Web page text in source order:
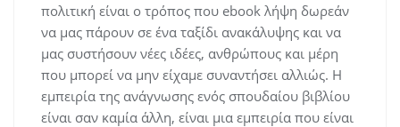
πολιτική είναι ο τρόπος που ebook λήψη δωρεάν
να μας πάρουν σε ένα ταξίδι ανακάλυψης και να
μας συστήσουν νέες ιδέες, ανθρώπους και μέρη
που μπορεί να μην είχαμε συναντήσει αλλιώς. Η
εμπειρία της ανάγνωσης ενός σπουδαίου βιβλίου
είναι σαν καμία άλλη, είναι μια εμπειρία που είναι